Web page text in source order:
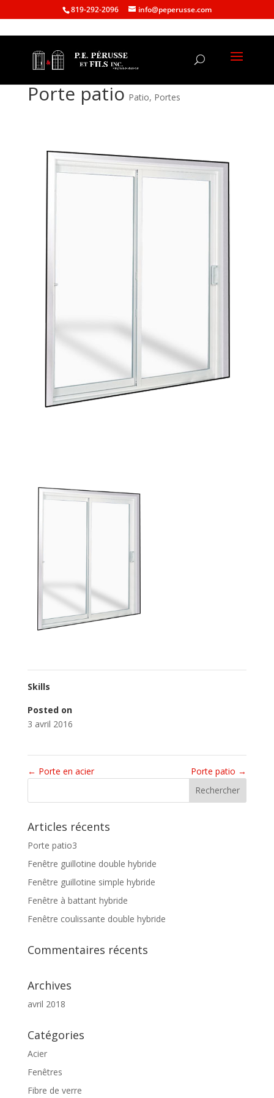
819-292-2096 info@peperusse.com
Porte patio Patio, Portes
Skills
Posted on
3 avril 2016
← Porte en acier Porte patio →
Articles récents
Porte patio3
Fenêtre guillotine double hybride
Fenêtre guillotine simple hybride
Fenêtre à battant hybride
Fenêtre coulissante double hybride
Commentaires récents
Archives
avril 2018
Catégories
Acier
Fenêtres
Fibre de verre